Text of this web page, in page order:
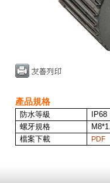
產品規格
防水等級
IP68
螺牙規格
檔案下載
PDF